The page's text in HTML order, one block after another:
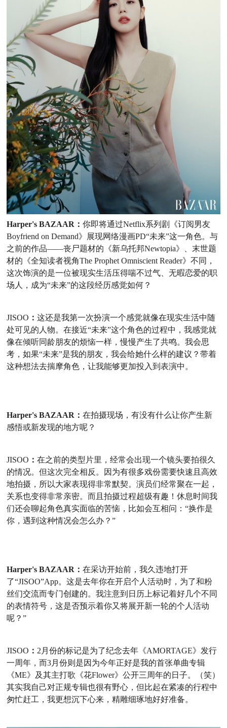
Harper's BAZAAR：你即将通过Netflix系列剧《订阅男友
Boyfriend on Demand》展现网络漫画PD“未来”这一角色。与
之前的作品——丧尸题材的《新乌托邦Newtopia》、末世题
材的《全知读者视角The Prophet Omniscient Reader》不同，
这次饰演的是一位被现实生活压得喘不过气、无暇恋爱的职
场人，成为“未来”的这段经历感觉如何？
JISOO ：这还是我第一次扮演一个感觉就像在现实生活中随
处可见的人物。在接近“未来”这个角色的过程中，我感觉就
像在倾听同龄朋友的烦恼一样，慢慢产生了共鸣。我会思
考，如果“未来”是我的朋友，我会给她什么样的建议？带着
这种想法去揣摩角色，让我能够更加投入到表演中。
Harper's BAZAAR：在拍摄现场，有没有什么让你产生新
感悟或新发现的地方呢？
JISOO ：在之前的类型片里，经常会出现一个镜头要拍很久
的情况。但这次完全相反。 因为有很多戏份需要快速 且高效
地拍摄，所以大家表现得非常默契。演员们经常聚在一起，
关系也变得非常亲密。而且拍摄过程超级有趣！休息时间我
们还会聊起角色真实面临的苦恼，比如会互相问：“换作是
你，遇到这种情况会怎么办？”
Harper's BAZAAR：在采访开始前，我久违地打开
了“JISOO”App。这是去年你在开启个人活动时，为了和粉
丝们交流而专门创建的。我注意到日历上标记着好几个不同
的表情符号，这是否预示着你又将展开新一轮的个人活动
呢？”
JISOO ： 2 月份的标记是为了纪念去年《AMORTAGE》发行
一周年，而3月份则是因为今年正好是我的首张单曲专辑
《ME》及其主打歌《花Flower》公开三周年的日子。（笑）
其实我自己对正规专辑也很有野心，但比起在紧凑的行程中
匆忙赶工，我更想沉下心来，精雕细琢地好好准备。